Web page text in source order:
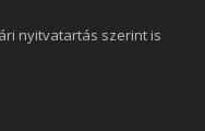
nyitvatartás szerint is